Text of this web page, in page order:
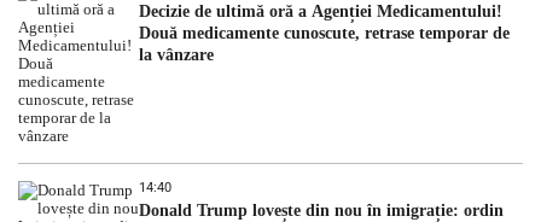
Decizie de ultimă oră a Agenției Medicamentului!
Două medicamente cunoscute, retrase temporar de
la vânzare
14:40
Donald Trump lovește din nou în imigrație: ordin